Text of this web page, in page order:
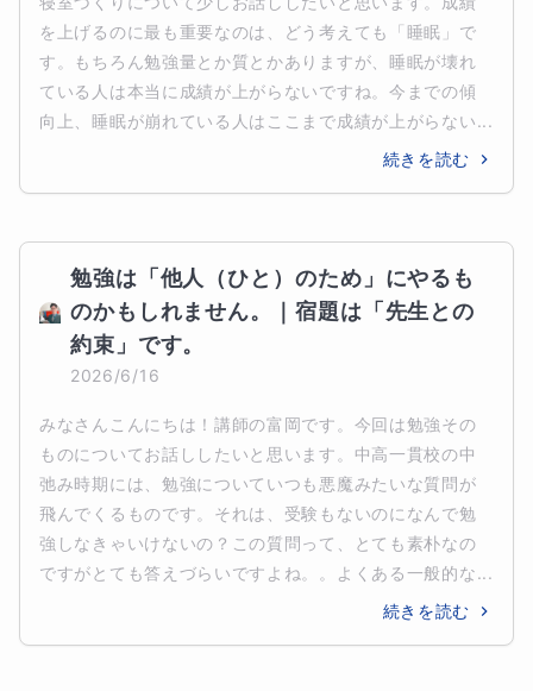
を上げるのに最も重要なのは、どう考えても「睡眠」で
す。もちろん勉強量とか質とかありますが、睡眠が壊れ
ている人は本当に成績が上がらないですね。今までの傾
向上、睡眠が崩れている人はここまで成績が上がらない...
続きを読む
勉強は「他人（ひと）のため」にやるも
のかもしれません。｜宿題は「先生との
約束」です。
2026/6/16
みなさんこんにちは！講師の富岡です。今回は勉強その
ものについてお話ししたいと思います。中高一貫校の中
弛み時期には、勉強についていつも悪魔みたいな質問が
飛んでくるものです。それは、受験もないのになんで勉
強しなきゃいけないの？この質問って、とても素朴なの
ですがとても答えづらいですよね。。よくある一般的な...
続きを読む